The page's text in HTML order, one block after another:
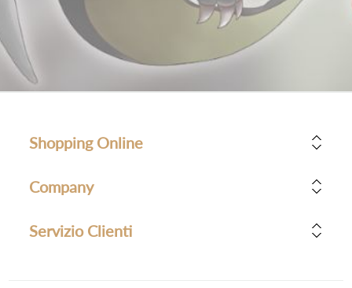
Shopping Online
Company
Servizio Clienti